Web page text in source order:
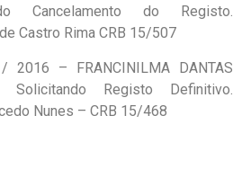
Cancelamento do Registo.
Castro Rima CRB 15/507
– FRANCINILMA DANTAS
Solicitando Registo Definitivo.
Nunes – CRB 15/468